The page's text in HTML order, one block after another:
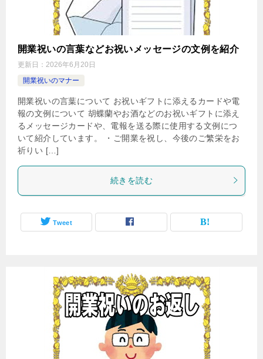
開業祝いの言葉などお祝いメッセージの文例を紹介
更新日： 2026年6月20日
開業祝いのマナー
開業祝いの言葉について お祝いギフトに添えるカードや電
報の文例について 胡蝶蘭やお酒などのお祝いギフトに添え
るメッセージカードや、電報を送る際に使用する文例につ
いて紹介しています。 ・ご開業を祝し、今後のご繁栄をお
祈りい […]
続きを読む
Tweet